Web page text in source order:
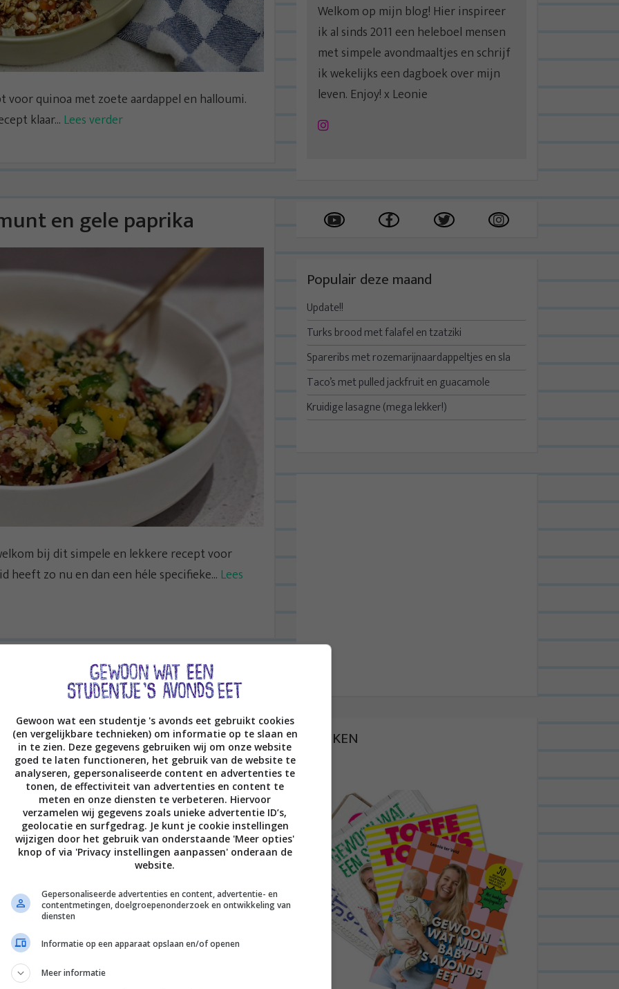
quinoa met zoete aardappel en halloumi.
klaar... Lees verder
en gele paprika
bij dit simpele en lekkere recept voor
heeft zo nu en dan een héle specifieke... Lees
feta en Provençaalse
Welkom op mijn blog! Hier inspireer
ik al sinds 2011 een heleboel mensen
met simpele avondmaaltjes en schrijf
ik wekelijks een dagboek over mijn
leven. Enjoy! x Leonie
Instagram
Populair deze maand
Update!!
Turks brood met falafel en tzatziki
Spareribs met rozemarijnaardappeltjes en sla
Taco’s met pulled jackfruit en guacamole
Kruidige lasagne (mega lekker!)
BOEKEN
Gewoon wat een studentje 's avonds eet gebruikt cookies
(en vergelijkbare technieken) om informatie op te slaan en
in te zien. Deze gegevens gebruiken wij om onze website
goed te laten functioneren, het gebruik van de website te
analyseren, gepersonaliseerde content en advertenties te
tonen, de effectiviteit van advertenties en content te
meten en onze diensten te verbeteren. Hiervoor
verzamelen wij gegevens zoals unieke advertentie ID’s,
geolocatie en surfgedrag. Je kunt je cookie instellingen
wijzigen door het gebruik van onderstaande 'Meer opties'
knop of via 'Privacy instellingen aanpassen' onderaan de
website.
Gepersonaliseerde advertenties en content, advertentie- en
contentmetingen, doelgroepenonderzoek en ontwikkeling van
diensten
Informatie op een apparaat opslaan en/of openen
Meer informatie